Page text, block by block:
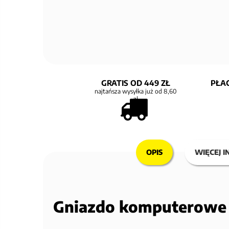
GRATIS OD 449 ZŁ
najtańsza wysyłka już od 8,60
zł
OPIS WIĘCEJ
Gniazdo